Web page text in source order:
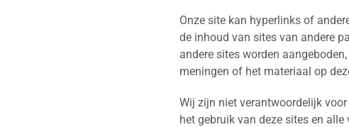
Onze site kan hyperlinks of
de inhoud van sites van andere
andere sites worden
meningen of het materiaal op
Wij zijn niet verantwoordelijk
het gebruik van deze sites en